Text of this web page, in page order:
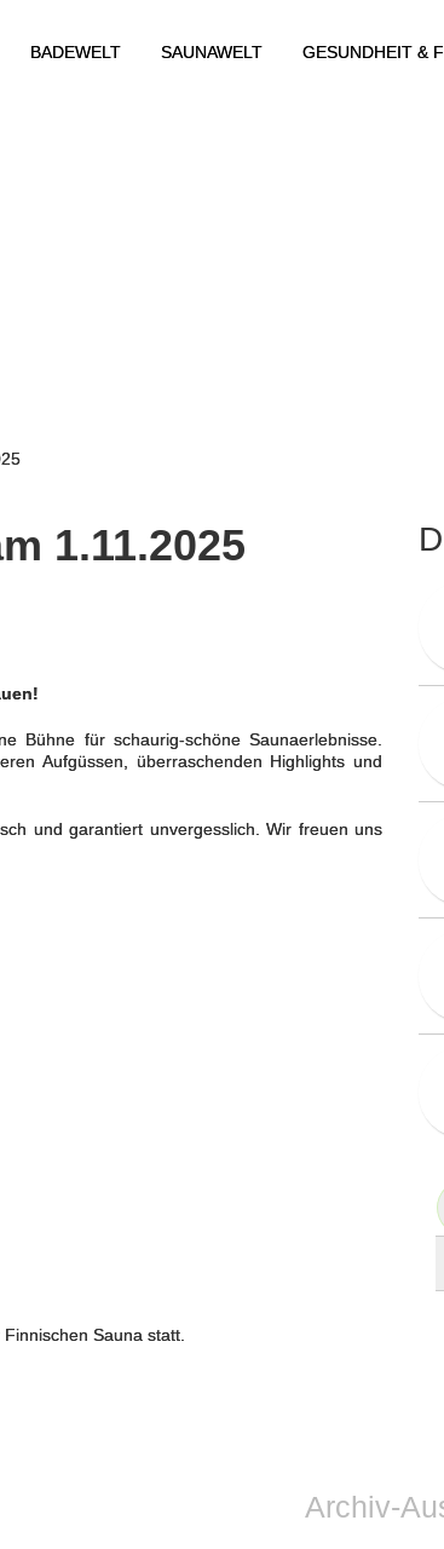
BADEWELT SAUNAWELT GESUNDHEIT &
1.11.2025
Bühne für schaurig-schöne Saunaerlebnisse.
Aufgüssen, überraschenden Highlights und
und garantiert unvergesslich. Wir freuen uns
Sauna statt.
Archiv-